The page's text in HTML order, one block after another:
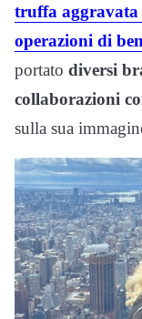
truffa
operazioni di
portato diversi
collaborazioni
sulla sua